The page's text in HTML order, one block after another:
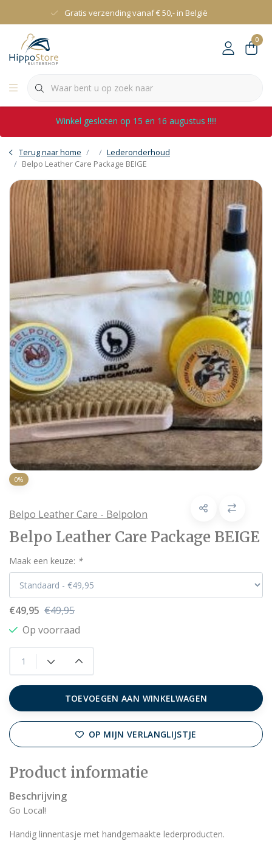
Gratis verzending vanaf € 50,- in België
0
Winkel gesloten op 15 en 16 augustus !!!!!
Terug naar home
Lederonderhoud
Belpo Leather Care Package BEIGE
0%
Belpo Leather Care - Belpolon
Belpo Leather Care Package BEIGE
Maak een keuze: *
€49,95 €49,95
Op voorraad
TOEVOEGEN AAN WINKELWAGEN
OP MIJN VERLANGLIJSTJE
Product informatie
Beschrijving
Go Local!
Handig linnentasje met handgemaakte lederproducten.